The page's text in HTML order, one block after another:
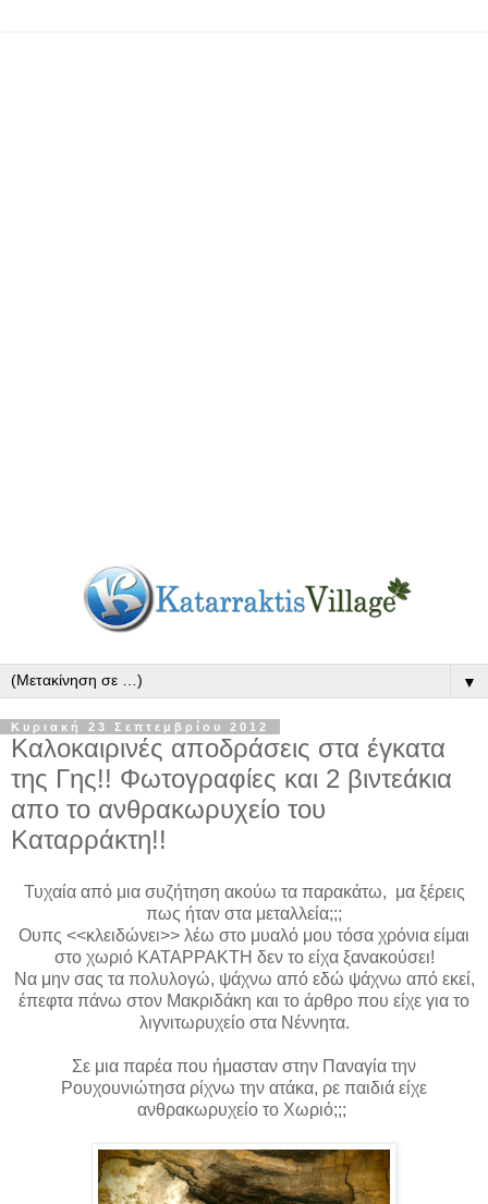
▼
Κυριακή 23 Σεπτεμβρίου 2012
Καλοκαιρινές αποδράσεις στα έγκατα
της Γης!! Φωτογραφίες και 2 βιντεάκια
απο το ανθρακωρυχείο του
Καταρράκτη!!
Τυχαία από μια συζήτηση ακούω τα παρακάτω, μα ξέρεις
πως ήταν στα μεταλλεία;;;
Ουπς <<κλειδώνει>> λέω στο μυαλό μου τόσα χρόνια είμαι
στο χωριό ΚΑΤΑΡΡΑΚΤΗ δεν το είχα ξανακούσει!
Να μην σας τα πολυλογώ, ψάχνω από εδώ ψάχνω από εκεί,
έπεφτα πάνω στον Μακριδάκη και το άρθρο που είχε για το
λιγνιτωρυχείο στα Νέννητα.
Σε μια παρέα που ήμασταν στην Παναγία την
Ρουχουνιώτησα ρίχνω την ατάκα, ρε παιδιά είχε
ανθρακωρυχείο το Χωριό;;;